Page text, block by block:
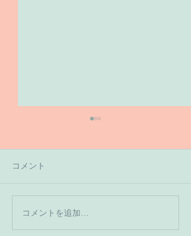
【６月１６日のご予約状
況です】
コメント
コメントを追加…